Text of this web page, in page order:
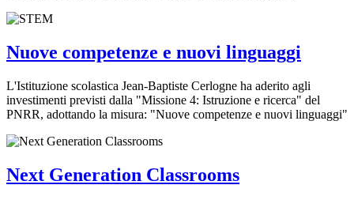
Nuove competenze e nuovi linguaggi
L'Istituzione scolastica Jean-Baptiste Cerlogne ha aderito agli
investimenti previsti dalla "Missione 4: Istruzione e ricerca" del
PNRR, adottando la misura: "Nuove competenze e nuovi linguaggi"
Next Generation Classrooms